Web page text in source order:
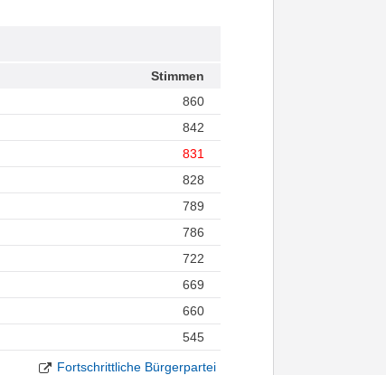
Stimmen
860
842
831
828
789
786
722
669
660
545
Fortschrittliche Bürgerpartei